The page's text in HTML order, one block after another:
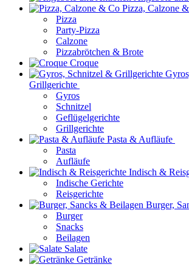
Pizza, Calzone
Pizza
Party-Pizza
Calzone
Pizzabrötchen & Brote
Croque
Grillgerichte
Gyros
Schnitzel
Geflügelgerichte
Grillgerichte
Pasta & Aufläufe
Pasta
Aufläufe
Indisch &
Indische Gerichte
Reisgerichte
Burger,
Burger
Snacks
Beilagen
Salate
Getränke